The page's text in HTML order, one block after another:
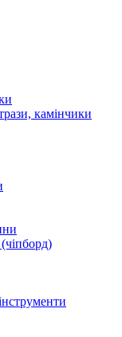
камінчики